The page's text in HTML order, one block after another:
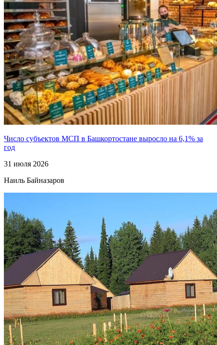
Число субъектов МСП в Башкортостане выросло на 6,1% за
год
31 июля 2026
Наиль Байназаров